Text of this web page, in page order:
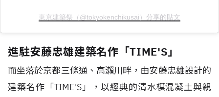
東京建築祭（@tokyokenchikusai）分享的貼文
進駐安藤忠雄建築名作「TIME'S」
而坐落於京都三條通、高瀨川畔，由安藤忠雄設計的
建築名作「TIME'S」，以經典的清水模混凝土與親